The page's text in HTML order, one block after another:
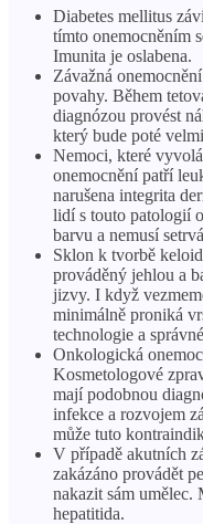
Diabetes mellitus
tímto onemocněním
Imunita je oslabena.
Závažná
povahy. Během
diagnózou provést
který bude poté
Nemoci, které
onemocnění patří
narušena integrita
lidí s touto patologií
barvu a nemusí
Sklon k tvorbě
prováděný jehlou a
jizvy. I když
minimálně proniká
technologie a
Onkologická
Kosmetologové
mají podobnou
infekce a rozvojem
může tuto
V případě akutních
zakázáno provádět
nakazit sám umělec.
hepatitida.